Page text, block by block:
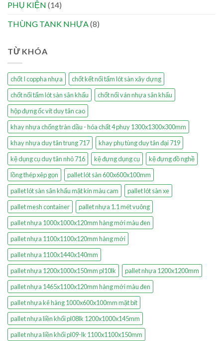
PHỤ KIỆN (14)
THÙNG TANK NHỰA (8)
TỪ KHÓA
chốt I coppha nhựa
chốt kết nối tấm lót sàn xây dựng
chốt nối tấm lót sàn sân khấu
chốt nối ván nhựa sân khấu
hộp đựng ốc vít duy tân cao
khay nhựa chống tràn dầu - hóa chất 4 phuy 1300x1300x300mm
khay nhựa duy tân trung 717
khay phụ tùng duy tân đại 719
kệ dụng cụ duy tân nhỏ 716
kệ đựng dụng cụ
kệ đựng đồ nghề
lồng thép xêp gọn
pallet lót sàn 600x600x100mm
pallet lót sàn sân khấu mặt kín màu cam
pallet lót sàn xe
pallet mesh container
pallet nhựa 1.1 mét vuông
pallet nhựa 1000x1000x120mm hàng mới màu đen
pallet nhựa 1100x1100x120mm hàng mới
pallet nhựa 1100x1440x140mm
pallet nhựa 1200x1000x150mm pl10lk
pallet nhựa 1200x1200mm
pallet nhựa 1465x1100x120mm hàng mới màu đen
pallet nhựa kê hàng 1000x600x100mm mặt bít
pallet nhựa liền khối pl08lk 1200x1000x145mm
pallet nhựa liền khối pl09-lk 1100x1100x150mm